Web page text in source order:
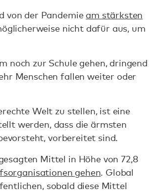
von der Pandemie am stärksten
nicht dafür aus, um
noch zur Schule gehen, dringend
Menschen fallen weiter oder
Welt zu stellen, ist eine
werden, dass die ärmsten
vorbereitet sind.
Mittel in Höhe von 72,8
gehen. Global
sobald diese Mittel